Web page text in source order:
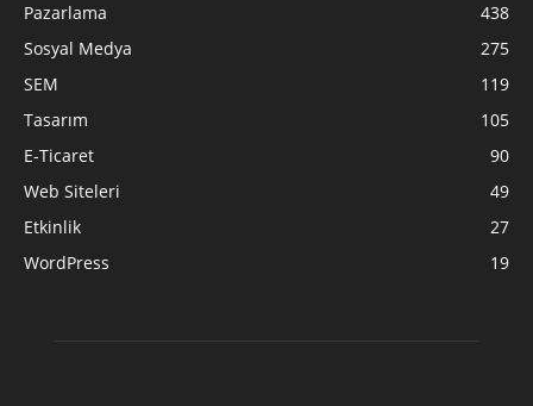
Pazarlama
438
Sosyal Medya
275
SEM
119
Tasarım
105
E-Ticaret
90
Web Siteleri
49
Etkinlik
27
WordPress
19